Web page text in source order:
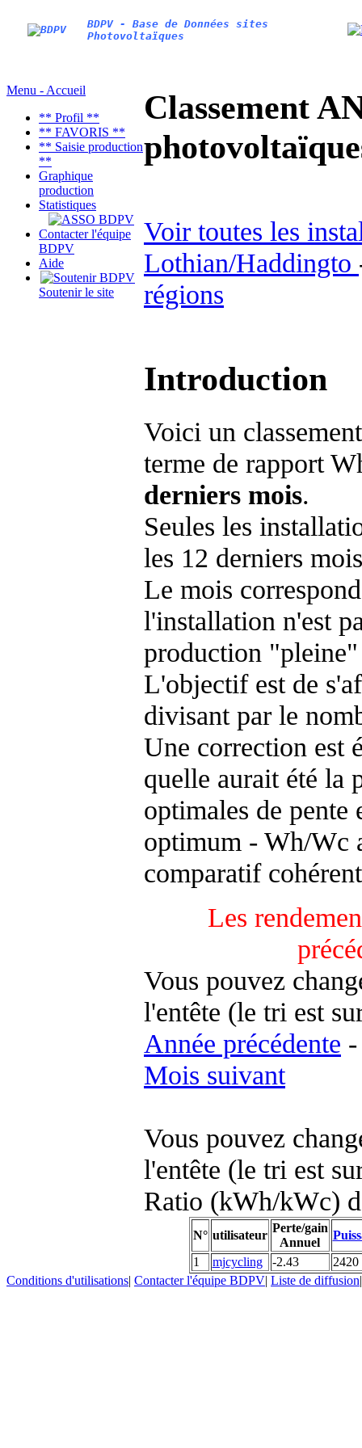
BDPV - Base de Données sites
Photovoltaïques
Menu - Accueil
** Profil **
** FAVORIS **
** Saisie production
**
Graphique
production
Statistiques
Contacter l'équipe
BDPV
Aide
Soutenir le site
Classement
Voir toutes les
Lothian/Haddingto
régions
Introduction
Voici un
terme de rapport
derniers mois.
Seules les
les 12 derniers
Le mois
l'installation n'est
production "pleine"
L'objectif est de
divisant par le
Une correction est
quelle aurait été la
optimales de
optimum - Wh/Wc
comparatif
Les
Vous pouvez
l'entête (le tri est
Année précédente -
Mois suivant
Vous pouvez
l'entête (le tri est
Ratio (kWh/kWc)
N° utilisateur
Perte/gain
Annuel
1
mjcycling -2.43
2420
Conditions d'utilisations| Contacter l'équipe BDPV| Liste de diffusion